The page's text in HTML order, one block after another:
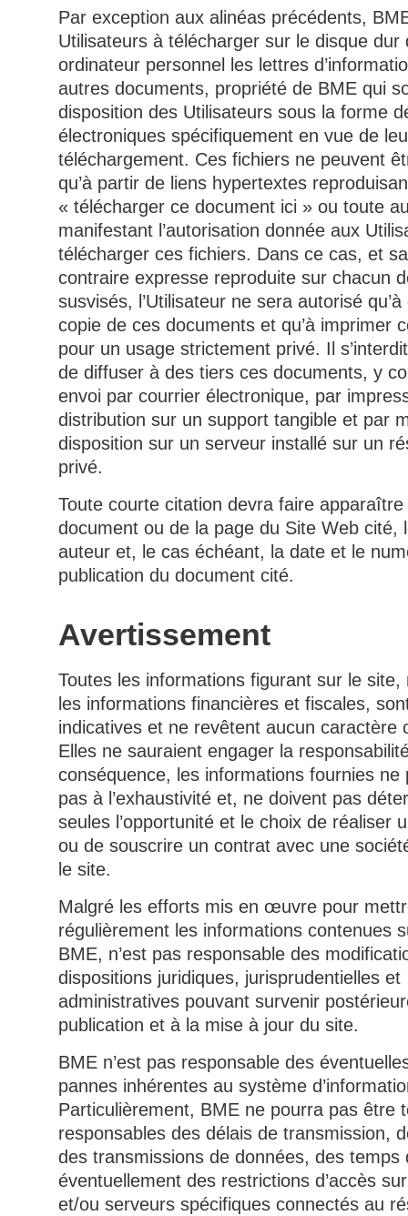
Par exception aux alinéas précédents,
Utilisateurs à télécharger sur le disque dur
ordinateur personnel les lettres
autres documents, propriété de BME qui
disposition des Utilisateurs sous la forme
électroniques spécifiquement en vue de
téléchargement. Ces fichiers ne peuvent
qu’à partir de liens hypertextes
« télécharger ce document ici » ou toute
manifestant l’autorisation donnée aux
télécharger ces fichiers. Dans ce cas, et
contraire expresse reproduite sur chacun
susvisés, l’Utilisateur ne sera autorisé
copie de ces documents et qu’à imprimer
pour un usage strictement privé. Il
de diffuser à des tiers ces documents, y
envoi par courrier électronique, par
distribution sur un support tangible et par
disposition sur un serveur installé sur un
privé.
Toute courte citation devra faire
document ou de la page du Site Web cité,
auteur et, le cas échéant, la date et le
publication du document cité.
Avertissement
Toutes les informations figurant sur le site,
les informations financières et fiscales,
indicatives et ne revêtent aucun caractère
Elles ne sauraient engager la
conséquence, les informations fournies ne
pas à l’exhaustivité et, ne doivent pas
seules l’opportunité et le choix de réaliser
ou de souscrire un contrat avec une
le site.
Malgré les efforts mis en œuvre pour
régulièrement les informations contenues
BME, n’est pas responsable des
dispositions juridiques, jurisprudentielles et
administratives pouvant survenir
publication et à la mise à jour du site.
BME n’est pas responsable des
pannes inhérentes au système
Particulièrement, BME ne pourra pas être
responsables des délais de transmission,
des transmissions de données, des temps
éventuellement des restrictions d’accès
et/ou serveurs spécifiques connectés au